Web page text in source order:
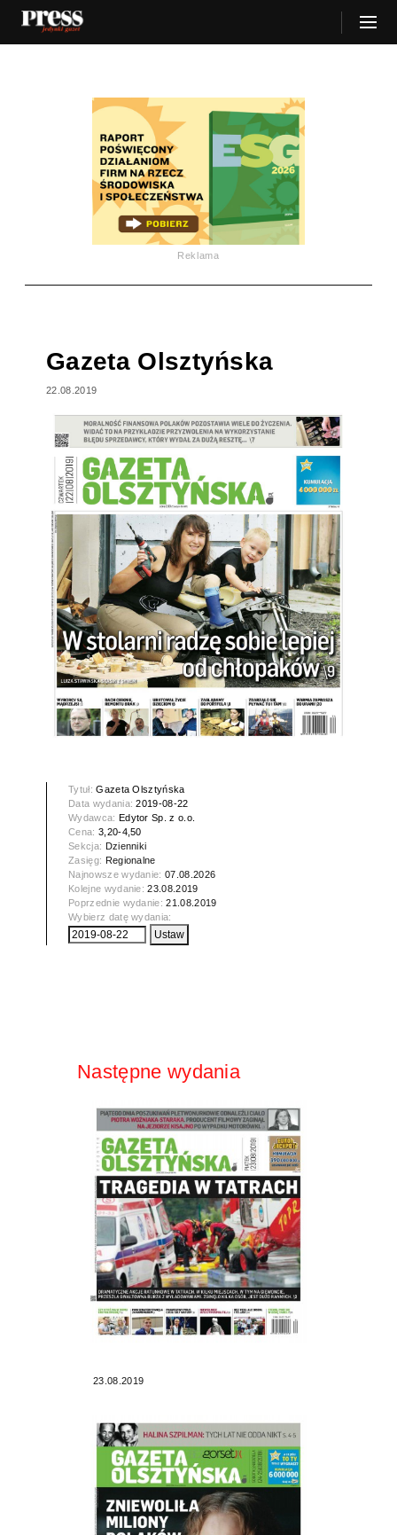
Reklama
Gazeta Olsztyńska
22.08.2019
Tytuł:Gazeta Olsztyńska
Data wydania:2019-08-22
Wydawca: Edytor Sp. z o.o.
Cena: 3,20-4,50
Sekcja: Dzienniki
Zasięg: Regionalne
Najnowsze wydanie:07.08.2026
Kolejne wydanie:23.08.2019
Poprzednie wydanie:21.08.2019
Wybierz datę wydania:
Następne wydania
23.08.2019